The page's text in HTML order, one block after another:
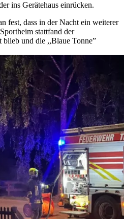
ins Gerätehaus einrücken.
fest, dass in der Nacht ein weiterer
stattfand der
blieb und die ,,Blaue Tonne”